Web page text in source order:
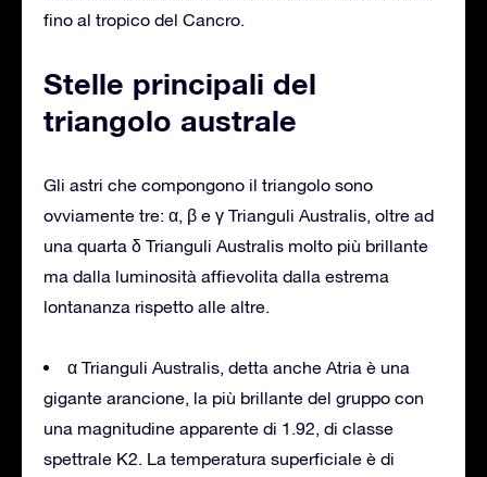
fino al tropico del Cancro.
Stelle principali del
triangolo australe
Gli astri che compongono il triangolo sono
ovviamente tre: α, β e γ Trianguli Australis, oltre ad
una quarta δ Trianguli Australis molto più brillante
ma dalla luminosità affievolita dalla estrema
lontananza rispetto alle altre.
α Trianguli Australis, detta anche Atria è una
gigante arancione, la più brillante del gruppo con
una magnitudine apparente di 1.92, di classe
spettrale K2. La temperatura superficiale è di